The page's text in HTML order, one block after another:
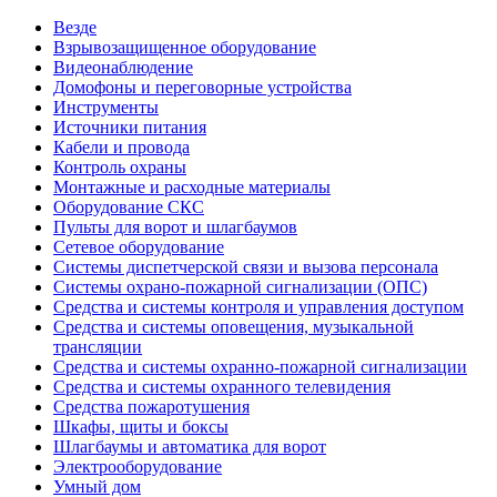
Везде
Взрывозащищенное оборудование
Видеонаблюдение
Домофоны и переговорные устройства
Инструменты
Источники питания
Кабели и провода
Контроль охраны
Монтажные и расходные материалы
Оборудование СКС
Пульты для ворот и шлагбаумов
Сетевое оборудование
Системы диспетчерской связи и вызова персонала
Системы охрано-пожарной сигнализации (ОПС)
Средства и системы контроля и управления доступом
Средства и системы оповещения, музыкальной
трансляции
Средства и системы охранно-пожарной сигнализации
Средства и системы охранного телевидения
Средства пожаротушения
Шкафы, щиты и боксы
Шлагбаумы и автоматика для ворот
Электрооборудование
Умный дом